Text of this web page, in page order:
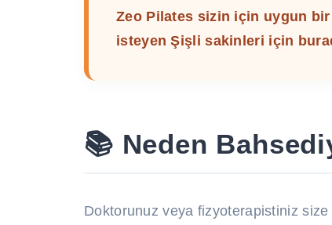
Zeo Pilates sizin için uygun
isteyen Şişli sakinleri için
📚 Neden
Doktorunuz veya fizyoterapistiniz